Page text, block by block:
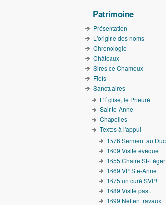
Patrimoine
Présentation
L'origine des noms
Chronologie
Châteaux
Sires de Chamoux
Fiefs
Sanctuaires
L'Église, le Prieuré
Sainte-Anne
Chapelles
Textes à l'appui
1576 Serment au Duc
1609 Visite évêque
1655 Chaire St-Léger
1669 VP Ste-Anne
1675 un curé SVP!
1689 Visite past.
1699 Nef en travaux